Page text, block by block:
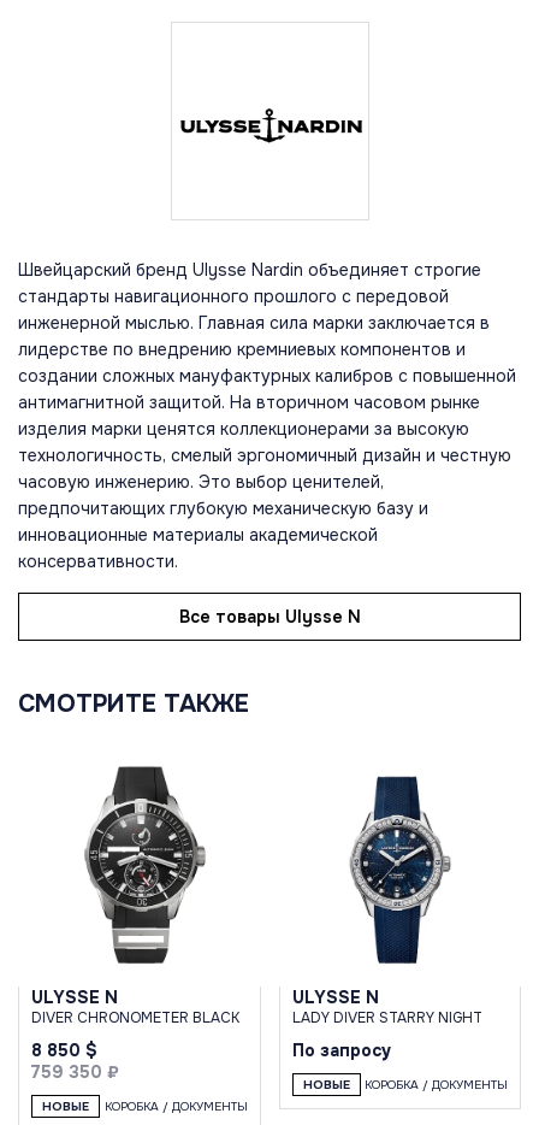
Швейцарский бренд Ulysse Nardin объединяет строгие
стандарты навигационного прошлого с передовой
инженерной мыслью. Главная сила марки заключается в
лидерстве по внедрению кремниевых компонентов и
создании сложных мануфактурных калибров с повышенной
антимагнитной защитой. На вторичном часовом рынке
изделия марки ценятся коллекционерами за высокую
технологичность, смелый эргономичный дизайн и честную
часовую инженерию. Это выбор ценителей,
предпочитающих глубокую механическую базу и
инновационные материалы академической
консервативности.
Все товары Ulysse N
СМОТРИТЕ ТАКЖЕ
ULYSSE N
DIVER CHRONOMETER BLACK
8 850 $
759 350 ₽
НОВЫЕ КОРОБКА / ДОКУМЕНТЫ
ULYSSE N
LADY DIVER STARRY NIGHT
По запросу
НОВЫЕ КОРОБКА / ДОКУМЕНТЫ